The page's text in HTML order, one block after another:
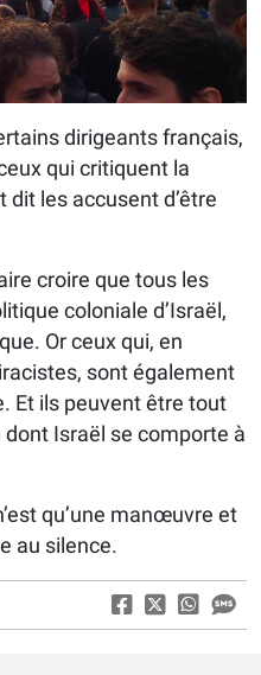
dirigeants français,
qui critiquent la
dit les accusent d’être
croire que tous les
coloniale d’Israël,
Or ceux qui, en
sont également
Et ils peuvent être tout
Israël se comporte à
qu’une manœuvre et
au silence.